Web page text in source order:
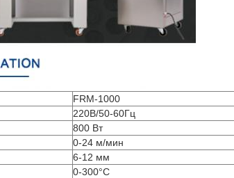
FRM-1000
220В/50-60Гц
800 Вт
0-24 м/мин
6-12 мм
0-300°С